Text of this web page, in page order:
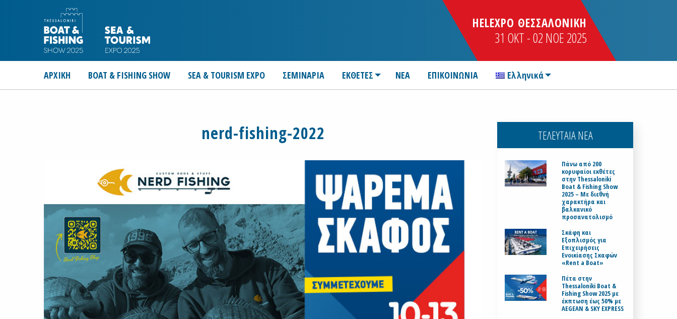
HELEXPO ΘΕΣΣΑΛΟΝΙΚΗ
31 OKT - 02 NOE 2025
ΑΡΧΙΚΗ BOAT & FISHING SHOW SEA & TOURISM EXPO ΣΕΜΙΝΑΡΙΑ ΕΚΘΕΤΕΣ ΝΕΑ ΕΠΙΚΟΙΝΩΝΙΑ Ελληνικά
nerd-fishing-2022 ΤΕΛΕΥΤΑΙΑ ΝΕΑ
Πάνω από 200
κορυφαίοι εκθέτες
στην Thessaloniki
Boat & Fishing Show
2025 – Με διεθνή
χαρακτήρα και
βαλκανικό
προσανατολισμό
Σκάφη και
Εξοπλισμός για
Επιχειρήσεις
Ενοικίασης Σκαφών
«Rent a Boat»
Πέτα στην
Thessaloniki Boat &
Fishing Show 2025 με
έκπτωση έως 50% με
AEGEAN & SKY EXPRESS